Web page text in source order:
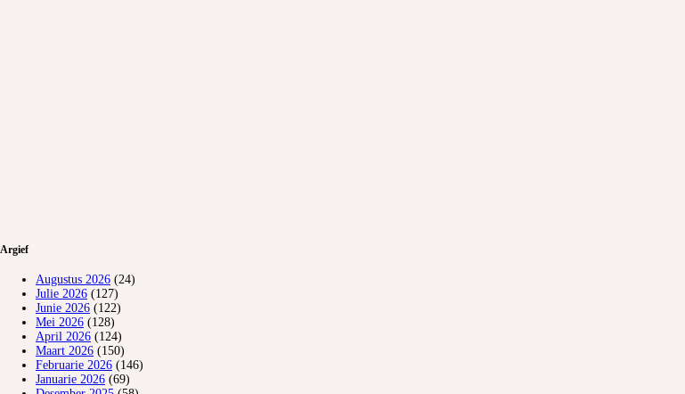
Argief
Augustus 2026 (24)
Julie 2026 (127)
Junie 2026 (122)
Mei 2026 (128)
April 2026 (124)
Maart 2026 (150)
Februarie 2026 (146)
Januarie 2026 (69)